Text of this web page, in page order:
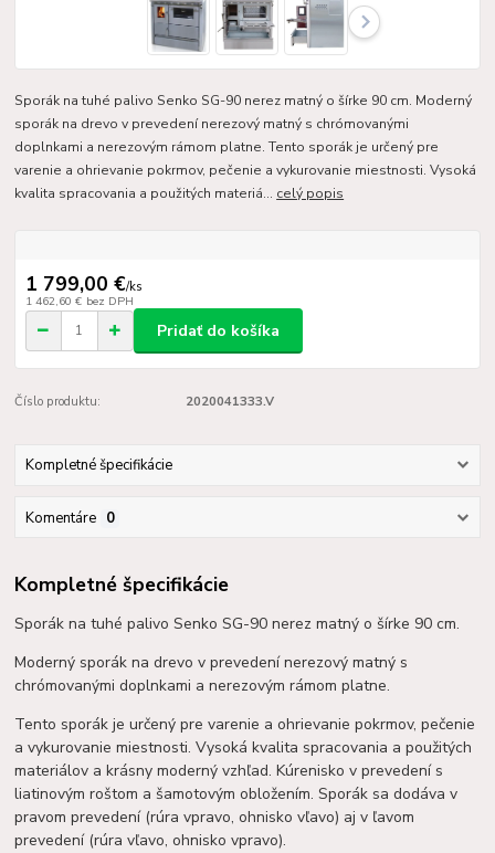
Sporák na tuhé palivo Senko SG-90 nerez matný o šírke 90 cm. Moderný
sporák na drevo v prevedení nerezový matný s chrómovanými
doplnkami a nerezovým rámom platne. Tento sporák je určený pre
varenie a ohrievanie pokrmov, pečenie a vykurovanie miestnosti. Vysoká
kvalita spracovania a použitých materiá... celý popis
1 799,00 €/ks
1 462,60 € bez DPH
Pridať do košíka
Číslo produktu: 2020041333.V
Kompletné špecifikácie
Komentáre 0
Kompletné špecifikácie
Sporák na tuhé palivo Senko SG-90 nerez matný o šírke 90 cm.
Moderný sporák na drevo v prevedení nerezový matný s
chrómovanými doplnkami a nerezovým rámom platne.
Tento sporák je určený pre varenie a ohrievanie pokrmov, pečenie
a vykurovanie miestnosti. Vysoká kvalita spracovania a použitých
materiálov a krásny moderný vzhľad. Kúrenisko v prevedení s
liatinovým roštom a šamotovým obložením. Sporák sa dodáva v
pravom prevedení (rúra vpravo, ohnisko vľavo) aj v ľavom
prevedení (rúra vľavo, ohnisko vpravo).